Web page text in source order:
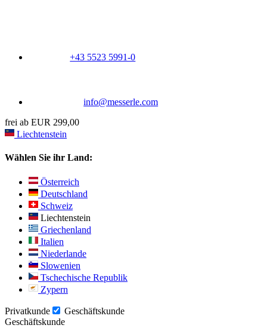
+43 5523 5991-0
info@messerle.com
frei ab EUR 299,00
Liechtenstein
Wählen Sie ihr Land:
Österreich
Deutschland
Schweiz
Liechtenstein
Griechenland
Italien
Niederlande
Slowenien
Tschechische Republik
Zypern
Privatkunde
Geschäftskunde
Geschäftskunde